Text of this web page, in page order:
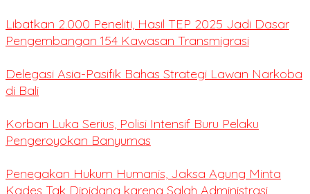
Libatkan 2.000 Peneliti, Hasil TEP 2025 Jadi Dasar
Pengembangan 154 Kawasan Transmigrasi
Delegasi Asia-Pasifik Bahas Strategi Lawan Narkoba
di Bali
Korban Luka Serius, Polisi Intensif Buru Pelaku
Pengeroyokan Banyumas
Penegakan Hukum Humanis, Jaksa Agung Minta
Kades Tak Dipidana karena Salah Administrasi